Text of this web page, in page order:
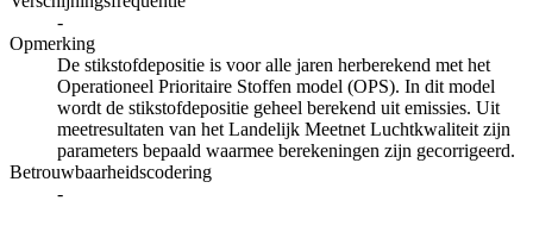
-
Opmerking
De stikstofdepositie is voor alle jaren herberekend met het
Operationeel Prioritaire Stoffen model (OPS). In dit model
wordt de stikstofdepositie geheel berekend uit emissies. Uit
meetresultaten van het Landelijk Meetnet Luchtkwaliteit zijn
parameters bepaald waarmee berekeningen zijn gecorrigeerd.
Betrouwbaarheidscodering
-